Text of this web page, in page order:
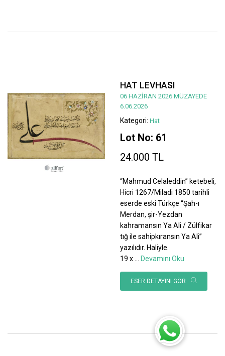
HAT LEVHASI
06 HAZİRAN 2026 MÜZAYEDE
6.06.2026
Kategori: Hat
Lot No: 61
24.000 TL
“Mahmud Celaleddin” ketebeli,
Hicri 1267/Miladi 1850 tarihli
eserde eski Türkçe “Şah-ı
Merdan, şir-Yezdan
kahramansın Ya Ali / Zülfikar
tığ ile sahipkıransın Ya Ali”
yazılıdır. Haliyle.
19 x
Devamını Oku
ESER DETAYINI GÖR